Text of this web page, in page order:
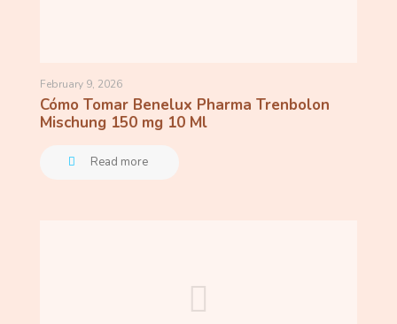
February 9, 2026
Cómo Tomar Benelux Pharma Trenbolon
Mischung 150 mg 10 Ml
Read more